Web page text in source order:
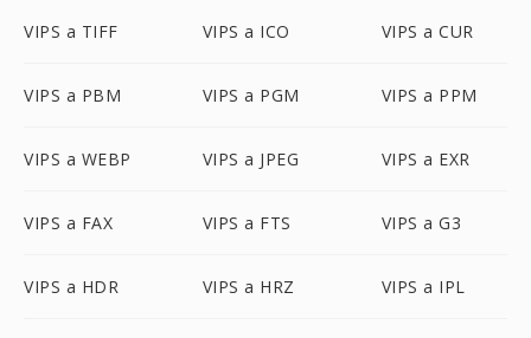
VIPS a TIFF VIPS a ICO VIPS a CUR
VIPS a PBM VIPS a PGM VIPS a PPM
VIPS a WEBP VIPS a JPEG VIPS a EXR
VIPS a FAX VIPS a FTS VIPS a G3
VIPS a HDR VIPS a HRZ VIPS a IPL